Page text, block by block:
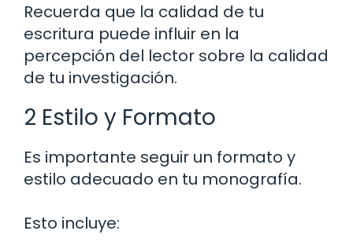
Recuerda que la calidad de tu
escritura puede influir en la
percepción del lector sobre la calidad
de tu investigación.
2 Estilo y Formato
Es importante seguir un formato y
estilo adecuado en tu monografía.
Esto incluye: